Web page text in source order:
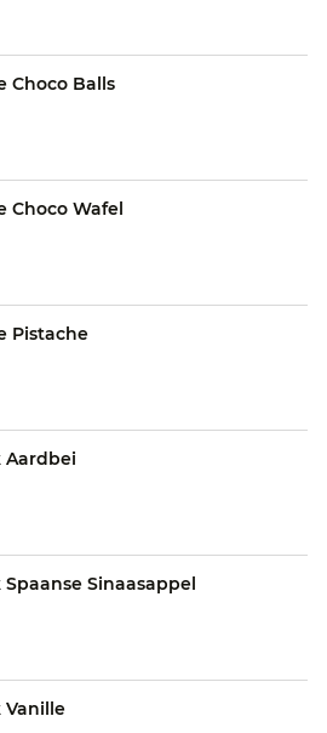
Choco Balls
Choco Wafel
Pistache
Aardbei
Sinaasappel
Vanille